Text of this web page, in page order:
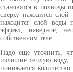
становятся в полводы
сверху находится
находится слой воды
эффект, наверное,
собственном теле.
Надо еще уточнить,
излишне теплую воду,
понижается